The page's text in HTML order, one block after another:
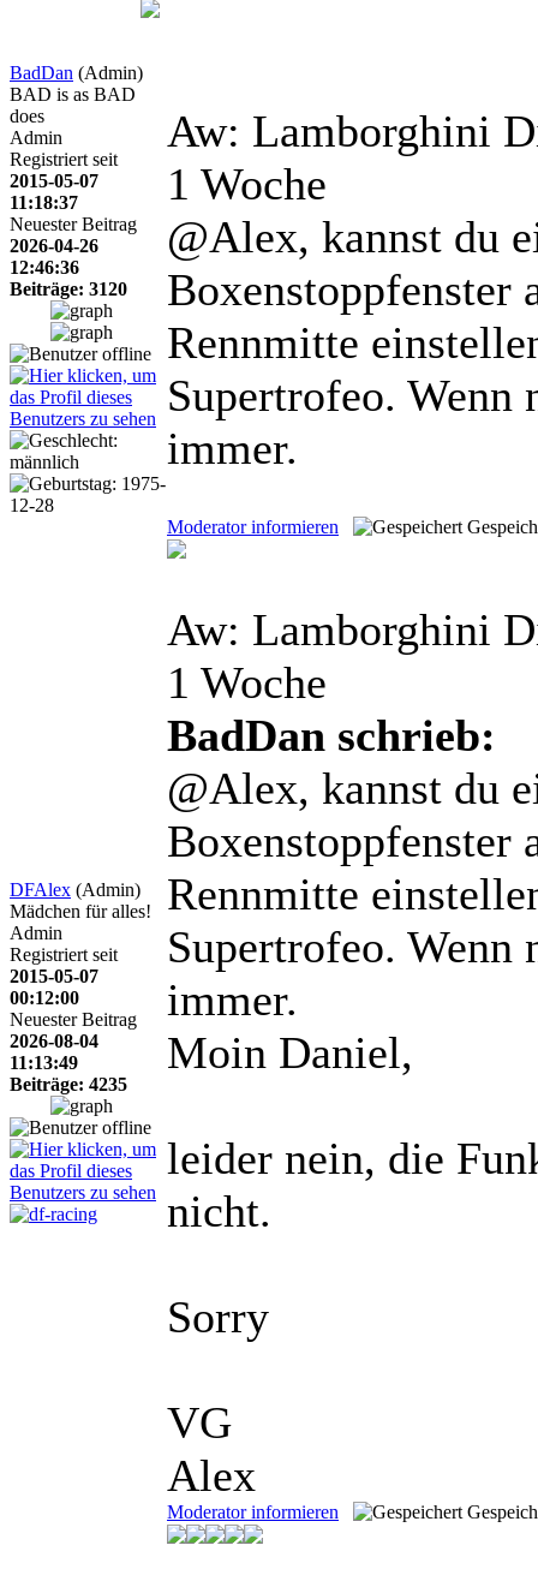
BadDan (Admin)
BAD is as BAD
does
Admin
Registriert seit
2015-05-07
11:18:37
Neuester Beitrag
2026-04-26
12:46:36
Beiträge: 3120
Aw: Lamborghini
1 Woche
@Alex, kannst du
Boxenstoppfenster
Rennmitte
Supertrofeo. Wenn
immer.
Moderator informieren
DFAlex (Admin)
Mädchen für alles!
Admin
Registriert seit
2015-05-07
00:12:00
Neuester Beitrag
2026-08-04
11:13:49
Beiträge: 4235
Aw: Lamborghini
1 Woche
BadDan schrieb:
@Alex, kannst du
Boxenstoppfenster
Rennmitte
Supertrofeo. Wenn
immer.
Moin Daniel,
leider nein, die
nicht.
Sorry
VG
Alex
Moderator informieren